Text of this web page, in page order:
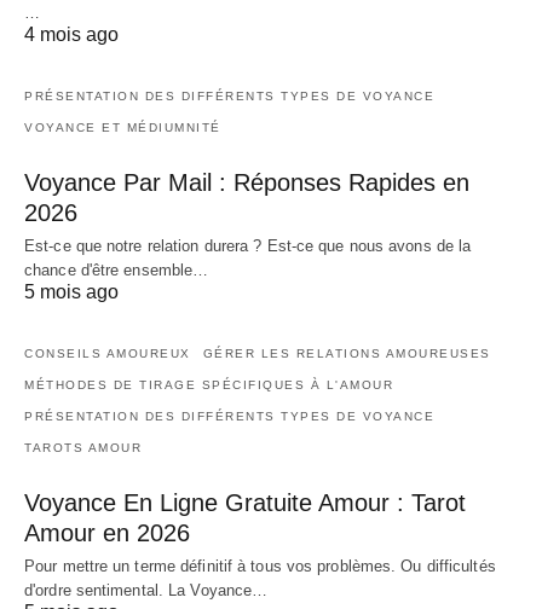
…
4 mois ago
PRÉSENTATION DES DIFFÉRENTS TYPES DE VOYANCE
VOYANCE ET MÉDIUMNITÉ
Voyance Par Mail : Réponses Rapides en
2026
Est-ce que notre relation durera ? Est-ce que nous avons de la
chance d'être ensemble…
5 mois ago
CONSEILS AMOUREUX GÉRER LES RELATIONS AMOUREUSES
MÉTHODES DE TIRAGE SPÉCIFIQUES À L'AMOUR
PRÉSENTATION DES DIFFÉRENTS TYPES DE VOYANCE
TAROTS AMOUR
Voyance En Ligne Gratuite Amour : Tarot
Amour en 2026
Pour mettre un terme définitif à tous vos problèmes. Ou difficultés
d'ordre sentimental. La Voyance…